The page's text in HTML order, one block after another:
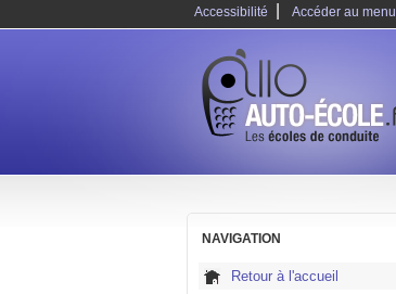
Accessibilité Accéder au menu
NAVIGATION
Retour à l'accueil